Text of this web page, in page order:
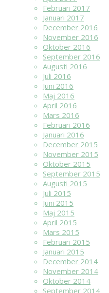
Februari 2017
Januari 2017
December 2016
November 2016
Oktober 2016
September 2016
Augusti 2016
Juli 2016
Juni 2016
Maj 2016
April 2016
Mars 2016
Februari 2016
Januari 2016
December 2015
November 2015
Oktober 2015
September 2015
Augusti 2015
Juli 2015
Juni 2015
Maj 2015
April 2015
Mars 2015
Februari 2015
Januari 2015
December 2014
November 2014
Oktober 2014
September 2014